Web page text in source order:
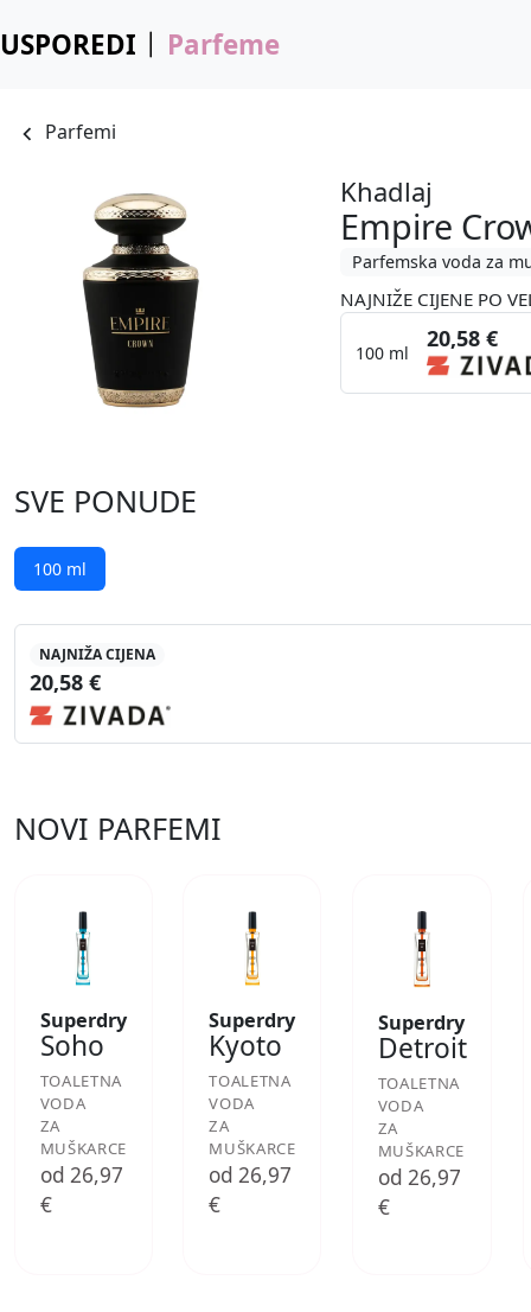
USPOREDI Parfeme
Parfemi
Khadlaj
Empire
Parfemska voda za
NAJNIŽE CIJENE PO
100 ml
20,58 €
SVE PONUDE
100 ml
NAJNIŽA CIJENA
20,58 €
NOVI PARFEMI
Superdry
Soho
TOALETNA
VODA
ZA
MUŠKARCE
od 26,97
€
Superdry
Kyoto
TOALETNA
VODA
ZA
MUŠKARCE
od 26,97
€
Superdry
Detroit
TOALETNA
VODA
ZA
MUŠKARCE
od 26,97
€